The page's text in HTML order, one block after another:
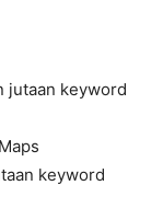
jutaan keyword
keyword